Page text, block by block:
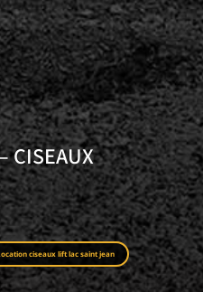
CISEAUX
ciseaux lift lac saint jean